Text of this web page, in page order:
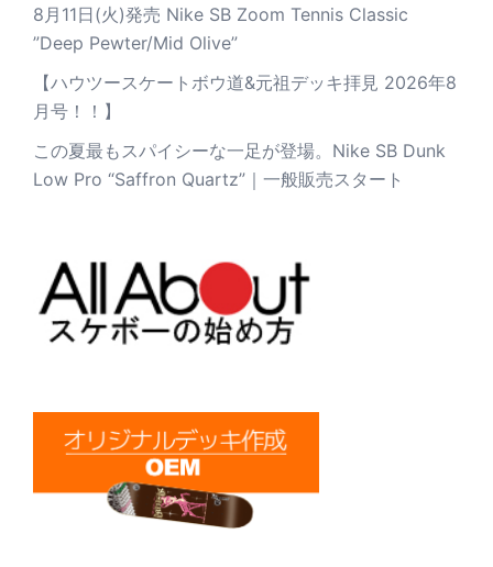
8月11日(火)発売 Nike SB Zoom Tennis Classic
”Deep Pewter/Mid Olive”
【ハウツースケートボウ道&元祖デッキ拝見 2026年8
月号！！】
この夏最もスパイシーな一足が登場。Nike SB Dunk
Low Pro “Saffron Quartz”｜一般販売スタート